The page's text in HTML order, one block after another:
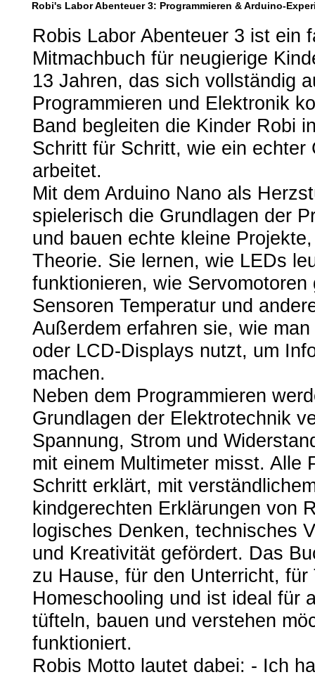
Robi's Labor Abenteuer 3: Programmieren & Arduino-
Robis Labor Abenteuer 3 ist ein
Mitmachbuch für neugierige
13 Jahren, das sich vollständig
Programmieren und Elektronik
Band begleiten die Kinder Robi
Schritt für Schritt, wie ein echter
arbeitet.
Mit dem Arduino Nano als
spielerisch die Grundlagen der
und bauen echte kleine
Theorie. Sie lernen, wie LEDs
funktionieren, wie
Sensoren Temperatur und
Außerdem erfahren sie, wie
oder LCD-Displays nutzt, um
machen.
Neben dem Programmieren
Grundlagen der Elektrotechnik
Spannung, Strom und
mit einem Multimeter misst. Alle
Schritt erklärt, mit
kindgerechten Erklärungen von
logisches Denken, technisches
und Kreativität gefördert. Das
zu Hause, für den Unterricht, für
Homeschooling und ist ideal für
tüfteln, bauen und verstehen
funktioniert.
Robis Motto lautet dabei: - Ich